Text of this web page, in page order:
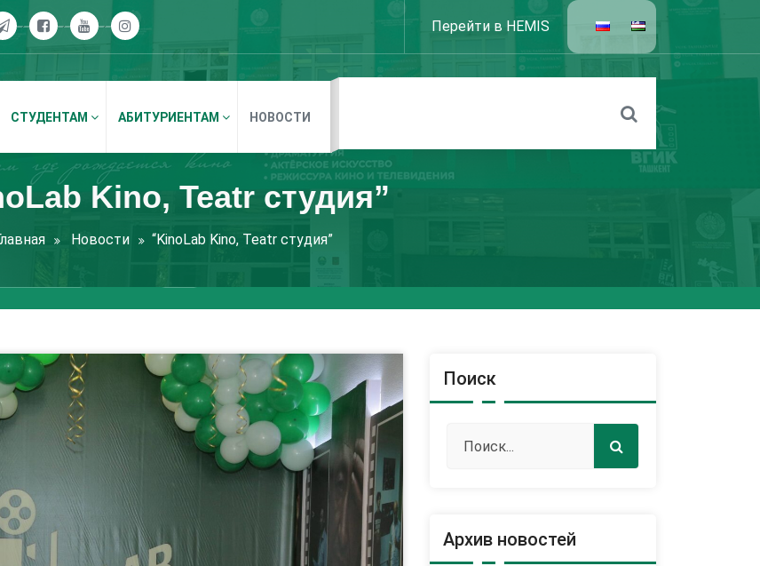
Перейти в HEMIS
СТУДЕНТАМ АБИТУРИЕНТАМ НОВОСТИ
Kino, Teatr студия”
Новости “KinoLab Kino, Teatr студия”
Поиск
Архив новостей